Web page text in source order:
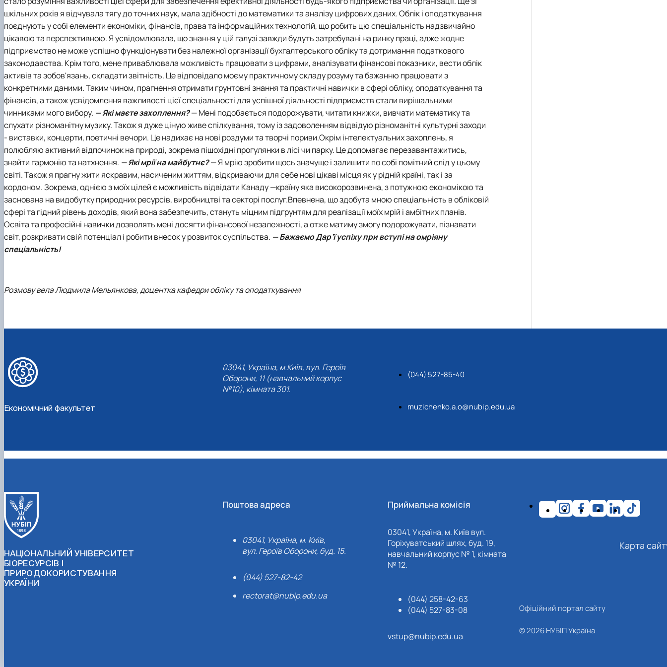
шкільних років я відчувала тягу до точних наук, мала здібності до математики та аналізу цифрових даних.Облік і оподаткування
поєднують у собі елементи економіки, фінансів, права та інформаційних технологій, що робить цю спеціальність надзвичайно
цікавою та перспективною. Я усвідомлювала, що знання у цій галузі завжди будуть затребувані на ринку праці, адже жодне
підприємство не може успішно функціонувати без належної організації бухгалтерського обліку та дотримання податкового
законодавства. Крім того, мене приваблювала можливість працювати з цифрами, аналізувати фінансові показники, вести облік
активів та зобов'язань, складати звітність. Це відповідало моєму практичному складу розуму та бажанню працювати з
конкретними даними.Таким чином, прагнення отримати ґрунтовні знання та практичні навички в сфері обліку, оподаткування та
фінансів, а також усвідомлення важливості цієї спеціальності для успішної діяльності підприємств стали вирішальними
чинниками мого вибору. — Які маєте захоплення?—Мені подобається подорожувати, читати книжки, вивчати математику та
слухати різноманітну музику. Також я дуже ціную живе спілкування, тому із задоволенням відвідую різноманітні культурні заходи
- виставки, концерти, поетичні вечори. Це надихає на нові роздуми та творчі пориви.Окрім інтелектуальних захоплень, я
полюбляю активний відпочинок на природі, зокрема пішохідні прогулянки в лісі чи парку. Це допомагає перезавантажитись,
знайти гармонію та натхнення. — Які мрії на майбутнє?—Я мрію зробити щось значуще і залишити по собі помітний слід у цьому
світі. Також я прагну жити яскравим, насиченим життям, відкриваючи для себе нові цікаві місця як у рідній країні, так і за
кордоном. Зокрема, однією з моїх цілей є можливість відвідати Канаду —країну яка високорозвинена, з потужною економікою та
заснована на видобутку природних ресурсів, виробництві та секторі послуг.Впевнена, що здобута мною спеціальність в обліковій
сфері та гідний рівень доходів, який вона забезпечить, стануть міцним підґрунтям для реалізації моїх мрій і амбітних планів.
Освіта та професійні навички дозволять мені досягти фінансової незалежності, а отже матиму змогу подорожувати, пізнавати
світ, розкривати свій потенціал і робити внесок у розвиток суспільства. — Бажаємо Дар’ї успіху при вступі на омріяну
спеціальність!
Розмову вела Людмила Мельянкова,доцентка кафедри обліку та оподаткування
Економічний факультет
03041, Україна, м.Київ, вул. Героїв
Оборони, 11 (навчальний корпус
№10), кімната 301.
(044) 527-85-40
muzichenko.a.o@nubip.edu.ua
НАЦІОНАЛЬНИЙ УНІВЕРСИТЕТ
БІОРЕСУРСІВ І
ПРИРОДОКОРИСТУВАННЯ
УКРАЇНИ
Поштова адреса
03041, Україна, м. Київ,
вул. Героїв Оборони, буд. 15.
(044) 527-82-42
rectorat@nubip.edu.ua
Приймальна комісія
03041, Україна, м. Київ вул.
Горіхуватський шлях, буд. 19,
навчальний корпус № 1, кімната
№ 12.
(044) 258-42-63
(044) 527-83-08
vstup@nubip.edu.ua
Карта
Офіційний портал сайту
© 2026 НУБІП Україна